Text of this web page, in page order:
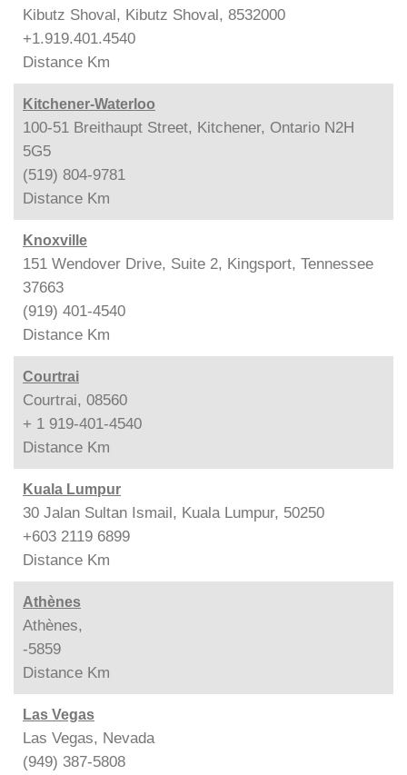
Kibutz Shoval, Kibutz Shoval, 8532000
+1.919.401.4540
Distance Km
Kitchener-Waterloo
100-51 Breithaupt Street, Kitchener, Ontario N2H
5G5
(519) 804-9781
Distance Km
Knoxville
151 Wendover Drive, Suite 2, Kingsport, Tennessee
37663
(919) 401-4540
Distance Km
Courtrai
Courtrai, 08560
+ 1 919-401-4540
Distance Km
Kuala Lumpur
30 Jalan Sultan Ismail, Kuala Lumpur, 50250
+603 2119 6899
Distance Km
Athènes
Athènes,
-5859
Distance Km
Las Vegas
Las Vegas, Nevada
(949) 387-5808